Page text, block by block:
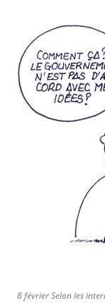
8 février Selon les